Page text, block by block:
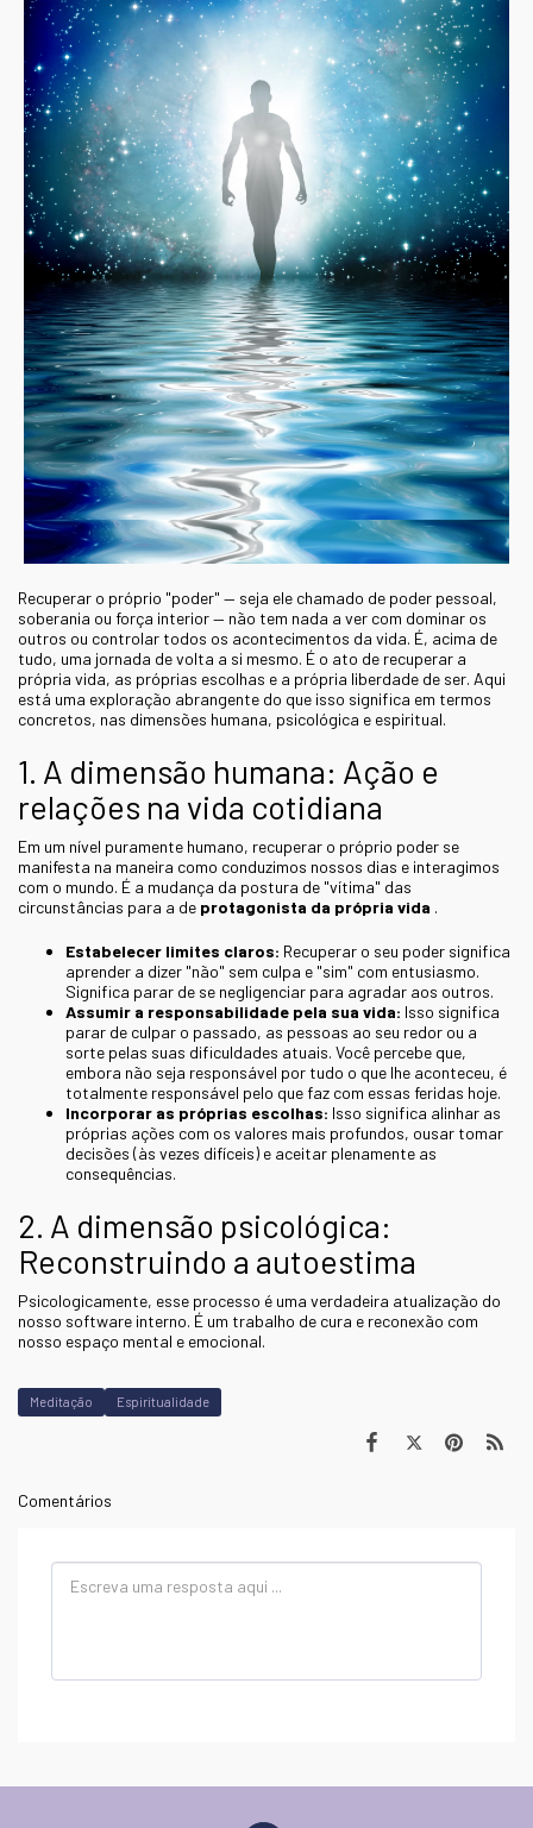
Recuperar o próprio "poder" — seja ele chamado de poder pessoal,
soberania ou força interior — não tem nada a ver com dominar os
outros ou controlar todos os acontecimentos da vida. É, acima de
tudo, uma jornada de volta a si mesmo. É o ato de recuperar a
própria vida, as próprias escolhas e a própria liberdade de ser. Aqui
está uma exploração abrangente do que isso significa em termos
concretos, nas dimensões humana, psicológica e espiritual.
1. A dimensão humana: Ação e
relações na vida cotidiana
Em um nível puramente humano, recuperar o próprio poder se
manifesta na maneira como conduzimos nossos dias e interagimos
com o mundo. É a mudança da postura de "vítima" das
circunstâncias para a de protagonista da própria vida .
Estabelecer limites claros: Recuperar o seu poder significa
aprender a dizer "não" sem culpa e "sim" com entusiasmo.
Significa parar de se negligenciar para agradar aos outros.
Assumir a responsabilidade pela sua vida: Isso significa
parar de culpar o passado, as pessoas ao seu redor ou a
sorte pelas suas dificuldades atuais. Você percebe que,
embora não seja responsável por tudo o que lhe aconteceu, é
totalmente responsável pelo que faz com essas feridas hoje.
Incorporar as próprias escolhas: Isso significa alinhar as
próprias ações com os valores mais profundos, ousar tomar
decisões (às vezes difíceis) e aceitar plenamente as
consequências.
2. A dimensão psicológica:
Reconstruindo a autoestima
Psicologicamente, esse processo é uma verdadeira atualização do
nosso software interno. É um trabalho de cura e reconexão com
nosso espaço mental e emocional.
Meditação Espiritualidade
Comentários